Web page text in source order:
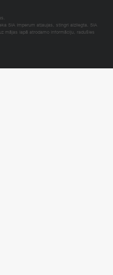
SIA Imperum atļaujas, stingri aizliegta. SIA
mājas lapā atrodamo informāciju, radušies